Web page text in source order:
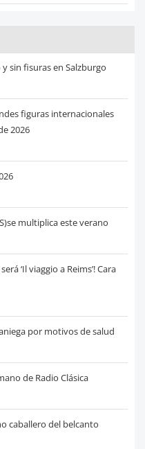
y sin fisuras en Salzburgo
figuras internacionales
2026
multiplica este verano
‘Il viaggio a Reims’! Cara
por motivos de salud
de Radio Clásica
caballero del belcanto